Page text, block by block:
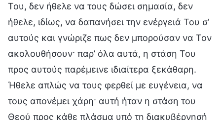
Του, δεν ήθελε να τους δώσει σημασία, δεν
ήθελε, ιδίως, να δαπανήσει την ενέργειά Του σ’
αυτούς και γνώριζε πως δεν μπορούσαν να Τον
ακολουθήσουν· παρ’ όλα αυτά, η στάση Του
προς αυτούς παρέμεινε ιδιαίτερα ξεκάθαρη.
Ήθελε απλώς να τους φερθεί με ευγένεια, να
τους απονέμει χάρη· αυτή ήταν η στάση του
Θεού προς κάθε πλάσμα υπό τη διακυβέρνησή